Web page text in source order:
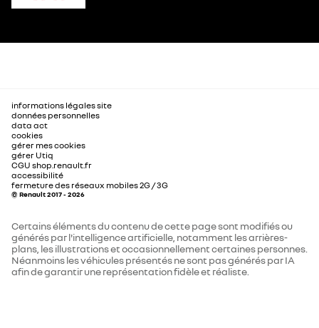
informations légales site
données personnelles
data act
cookies
gérer mes cookies
gérer Utiq
CGU shop.renault.fr
accessibilité
fermeture des réseaux mobiles 2G / 3G
© Renault 2017 - 2026
Certains éléments du contenu de cette page sont modifiés ou
générés par l'intelligence artificielle, notamment les arrières-
plans, les illustrations et occasionnellement certaines personnes.
Néanmoins les véhicules présentés ne sont pas générés par IA
afin de garantir une représentation fidèle et réaliste.